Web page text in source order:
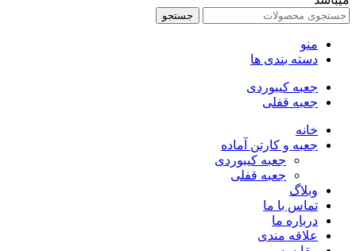
جستجو
منو
دسته بندی ها
جعبه کیبوردی
جعبه قفلی
خانه
جعبه و کارتن آماده
جعبه کیبوردی
جعبه قفلی
وبلاگ
تماس با ما
درباره ما
علاقه مندی